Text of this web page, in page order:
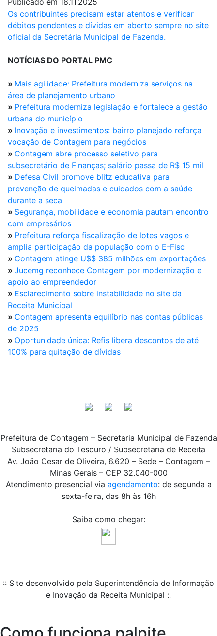
Publicado em 18.11.2025
Os contribuintes precisam estar atentos e verificar
débitos pendentes e dívidas em aberto sempre no site
oficial da Secretária Municipal de Fazenda.
NOTÍCIAS DO PORTAL PMC
» Mais agilidade: Prefeitura moderniza serviços na
área de planejamento urbano
» Prefeitura moderniza legislação e fortalece a gestão
urbana do município
» Inovação e investimentos: bairro planejado reforça
vocação de Contagem para negócios
» Contagem abre processo seletivo para
subsecretário de Finanças; salário passa de R$ 15 mil
» Defesa Civil promove blitz educativa para
prevenção de queimadas e cuidados com a saúde
durante a seca
» Segurança, mobilidade e economia pautam encontro
com empresários
» Prefeitura reforça fiscalização de lotes vagos e
amplia participação da população com o E-Fisc
» Contagem atinge U$$ 385 milhões em exportações
» Jucemg reconhece Contagem por modernização e
apoio ao empreendedor
» Esclarecimento sobre instabilidade no site da
Receita Municipal
» Contagem apresenta equilíbrio nas contas públicas
de 2025
» Oportunidade única: Refis libera descontos de até
100% para quitação de dívidas
Prefeitura de Contagem – Secretaria Municipal de Fazenda
Subsecretaria do Tesouro / Subsecretaria de Receita
Av. João Cesar de Oliveira, 6.620 – Sede – Contagem –
Minas Gerais – CEP 32.040-000
Atendimento presencial via agendamento: de segunda a
sexta-feira, das 8h às 16h
Saiba como chegar:
:: Site desenvolvido pela Superintendência de Informação
e Inovação da Receita Municipal ::